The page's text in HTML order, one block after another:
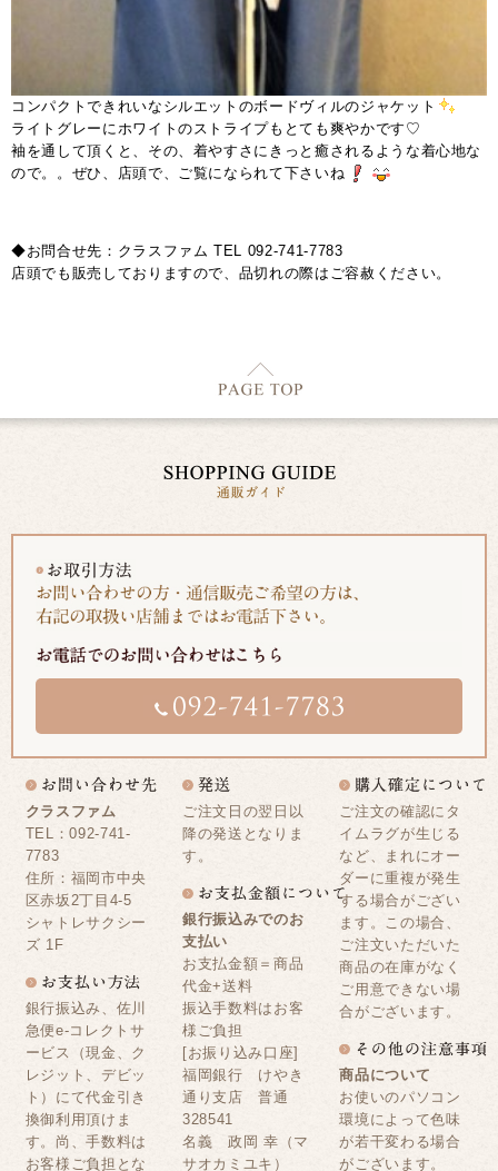
コンパクトできれいなシルエットのボードヴィルのジャケット
ライトグレーにホワイトのストライプもとても爽やかです♡
袖を通して頂くと、その、着やすさにきっと癒されるような着心地な
ので。。ぜひ、店頭で、ご覧になられて下さいね
◆お問合せ先：クラスファム TEL 092-741-7783
店頭でも販売しておりますので、品切れの際はご容赦ください。
クラスファム
TEL：092-741-
7783
住所：福岡市中央
区赤坂2丁目4-5
シャトレサクシー
ズ 1F
銀行振込み、佐川
急便e-コレクトサ
ービス（現金、ク
レジット、デビッ
ト）にて代金引き
換御利用頂けま
す。尚、手数料は
お客様ご負担とな
ご注文日の翌日以
降の発送となりま
す。
銀行振込みでのお
支払い
お支払金額＝商品
代金+送料
振込手数料はお客
様ご負担
[お振り込み口座]
福岡銀行 けやき
通り支店 普通
328541
名義 政岡 幸（マ
サオカミユキ）
ご注文の確認にタ
イムラグが生じる
など、まれにオー
ダーに重複が発生
する場合がござい
ます。この場合、
ご注文いただいた
商品の在庫がなく
ご用意できない場
合がございます。
商品について
お使いのパソコン
環境によって色味
が若干変わる場合
がございます。